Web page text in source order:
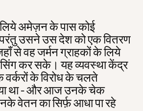
अमेज़न के पास कोई
परंतु उसने उस देश को एक वितरण
से वह जर्मन ग्राहकों के लिये
कर सके। यह व्यवस्था केंद्र
वर्करों के विरोध के चलते
था - और आज उनके चेक
वेतन का सिर्फ़ आधा पा रहे